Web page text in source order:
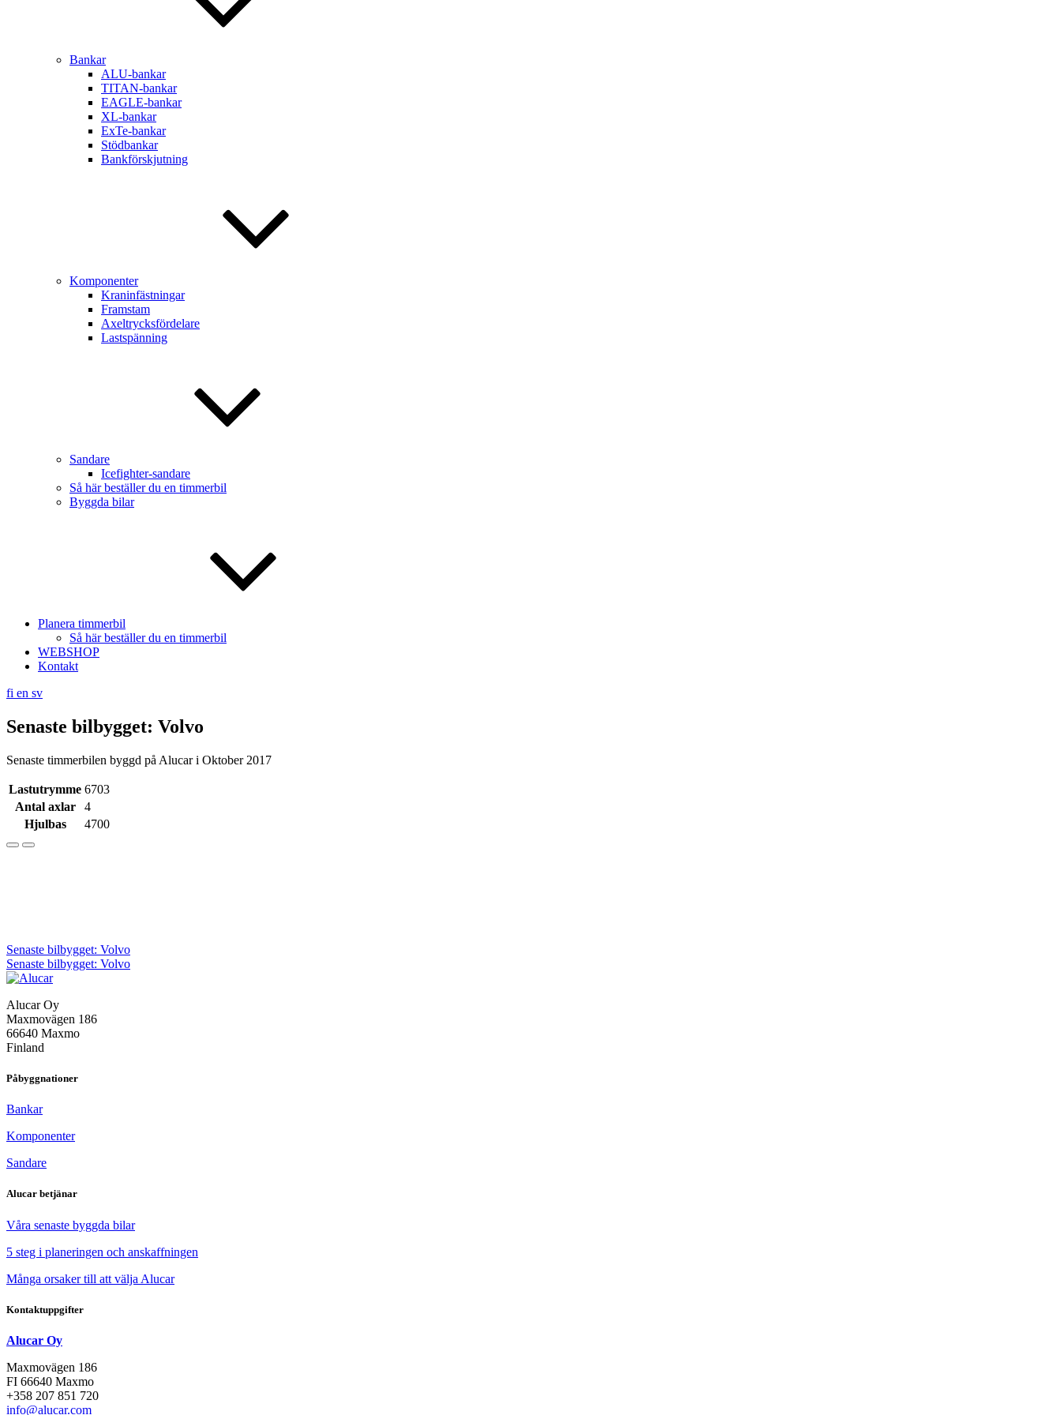
Bankar
ALU-bankar
TITAN-bankar
EAGLE-bankar
XL-bankar
ExTe-bankar
Stödbankar
Bankförskjutning
Komponenter
Kraninfästningar
Framstam
Axeltrycksfördelare
Lastspänning
Sandare
Icefighter-sandare
Så här beställer du en timmerbil
Byggda bilar
Planera timmerbil
Så här beställer du en timmerbil
WEBSHOP
Kontakt
fi en sv
Senaste bilbygget: Volvo
Senaste timmerbilen byggd på Alucar i Oktober 2017
Lastutrymme 6703
Antal axlar
4
Hjulbas
4700
Inläggsnavigering
Senaste bilbygget: Volvo
Senaste bilbygget: Volvo
Alucar Oy
Maxmovägen 186
66640 Maxmo
Finland
Påbyggnationer
Bankar
Komponenter
Sandare
Alucar betjänar
Våra senaste byggda bilar
5 steg i planeringen och anskaffningen
Många orsaker till att välja Alucar
Kontaktuppgifter
Alucar Oy
Maxmovägen 186
FI 66640 Maxmo
+358 207 851 720
info@alucar.com